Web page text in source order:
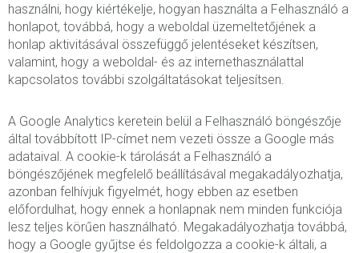
használni, hogy kiértékelje, hogyan használta a Felhasználó a
honlapot, továbbá, hogy a weboldal üzemeltetőjének a
honlap aktivitásával összefüggő jelentéseket készítsen,
valamint, hogy a weboldal- és az internethasználattal
kapcsolatos további szolgáltatásokat teljesítsen.
A Google Analytics keretein belül a Felhasználó böngészője
által továbbított IP-címet nem vezeti össze a Google más
adataival. A cookie-k tárolását a Felhasználó a
böngészőjének megfelelő beállításával megakadályozhatja,
azonban felhívjuk figyelmét, hogy ebben az esetben
előfordulhat, hogy ennek a honlapnak nem minden funkciója
lesz teljes körűen használható. Megakadályozhatja továbbá,
hogy a Google gyűjtse és feldolgozza a cookie-k általi, a